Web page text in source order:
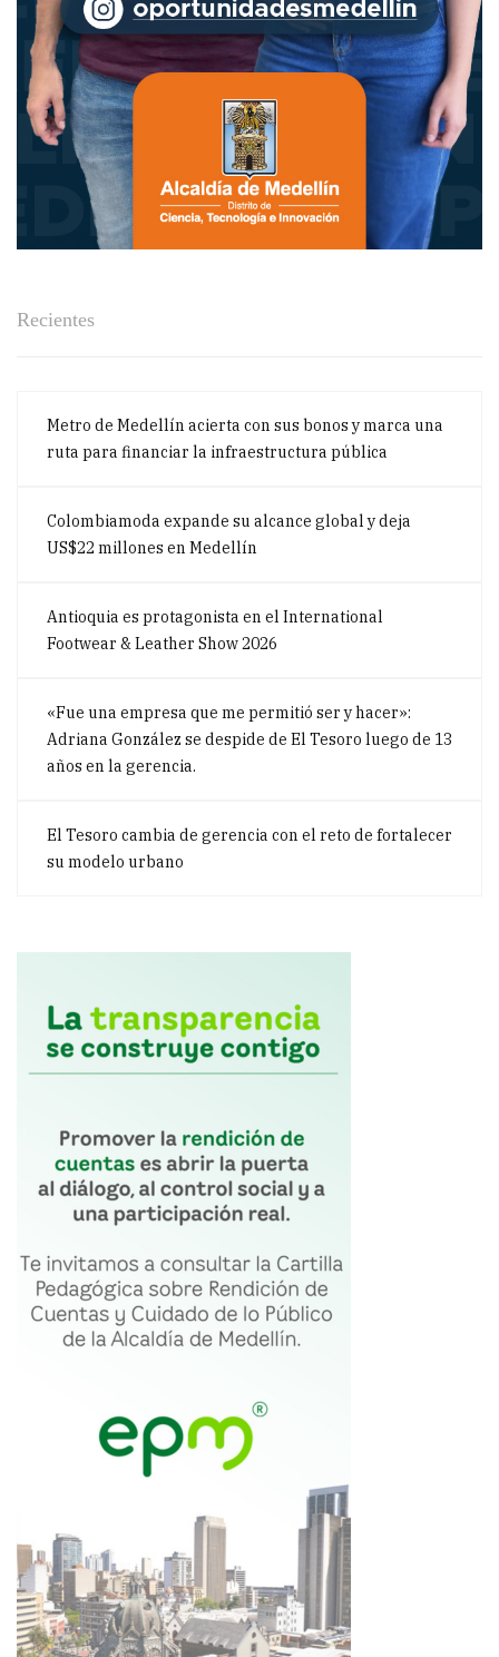
Recientes
Metro de Medellín acierta con sus bonos y marca una
ruta para financiar la infraestructura pública
Colombiamoda expande su alcance global y deja
US$22 millones en Medellín
Antioquia es protagonista en el International
Footwear & Leather Show 2026
«Fue una empresa que me permitió ser y hacer»:
Adriana González se despide de El Tesoro luego de 13
años en la gerencia.
El Tesoro cambia de gerencia con el reto de fortalecer
su modelo urbano